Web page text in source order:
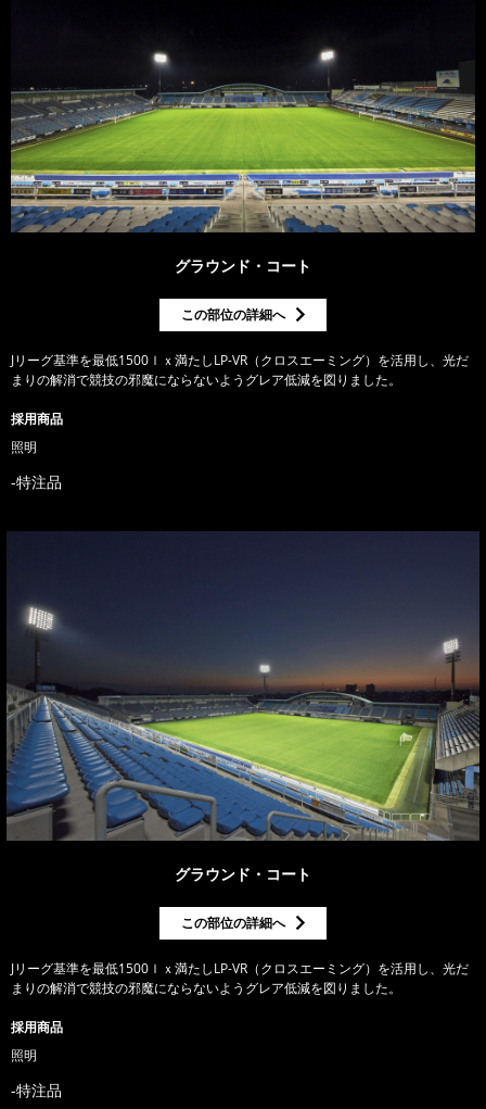
グラウンド・コート
この部位の詳細へ
Jリーグ基準を最低1500ｌｘ満たしLP-VR（クロスエーミング）を活用し、光だ
まりの解消で競技の邪魔にならないようグレア低減を図りました。
採用商品
照明
特注品
グラウンド・コート
この部位の詳細へ
Jリーグ基準を最低1500ｌｘ満たしLP-VR（クロスエーミング）を活用し、光だ
まりの解消で競技の邪魔にならないようグレア低減を図りました。
採用商品
照明
特注品